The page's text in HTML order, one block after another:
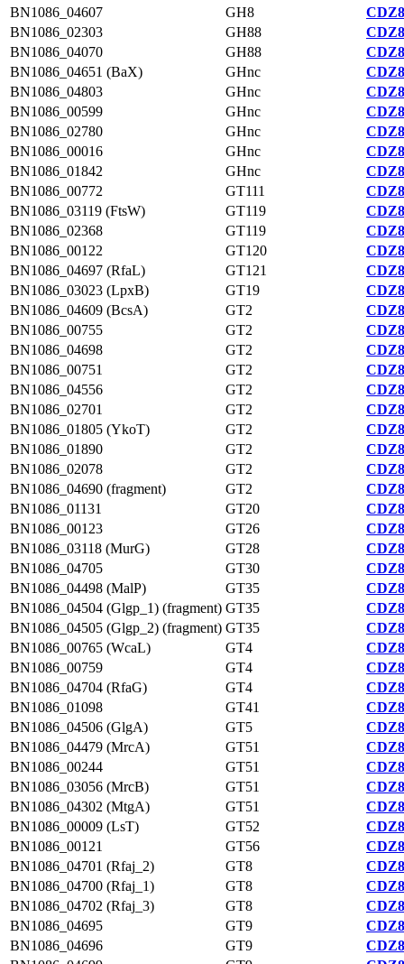
BN1086_04607 GH8
BN1086_02303
GH88
BN1086_04070
GH88
BN1086_04651 (BaX)
GHnc
BN1086_04803
GHnc
BN1086_00599
GHnc
BN1086_02780
GHnc
BN1086_00016
GHnc
BN1086_01842
GHnc
BN1086_00772
GT111
BN1086_03119 (FtsW)
GT119
BN1086_02368
GT119
BN1086_00122
GT120
BN1086_04697 (RfaL)
GT121
BN1086_03023 (LpxB)
GT19
BN1086_04609 (BcsA)
GT2
BN1086_00755
GT2
BN1086_04698
GT2
BN1086_00751
GT2
BN1086_04556
GT2
BN1086_02701
GT2
BN1086_01805 (YkoT)
GT2
BN1086_01890
GT2
BN1086_02078
GT2
BN1086_04690 (fragment)
GT2
BN1086_01131
GT20
BN1086_00123
GT26
BN1086_03118 (MurG)
GT28
BN1086_04705
GT30
BN1086_04498 (MalP)
GT35
BN1086_04504 (Glgp_1) (fragment) GT35
BN1086_04505 (Glgp_2) (fragment) GT35
BN1086_00765 (WcaL)
GT4
BN1086_00759
GT4
BN1086_04704 (RfaG)
GT4
BN1086_01098
GT41
BN1086_04506 (GlgA)
GT5
BN1086_04479 (MrcA)
GT51
BN1086_00244
GT51
BN1086_03056 (MrcB)
GT51
BN1086_04302 (MtgA)
GT51
BN1086_00009 (LsT)
GT52
BN1086_00121
GT56
BN1086_04701 (Rfaj_2)
GT8
BN1086_04700 (Rfaj_1)
GT8
BN1086_04702 (Rfaj_3)
GT8
BN1086_04695
GT9
BN1086_04696
GT9